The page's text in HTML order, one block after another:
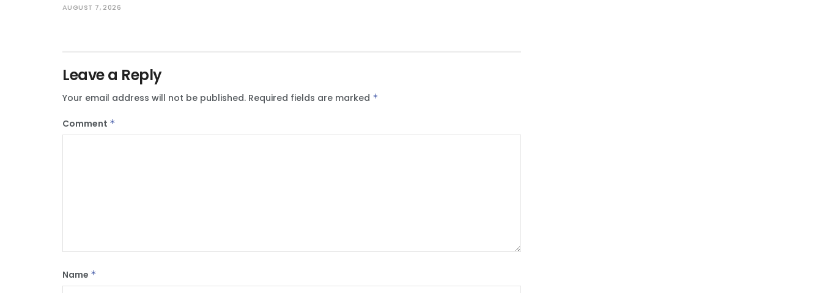
AUGUST 7, 2026
Leave a Reply
Your email address will not be published. Required fields are marked *
Comment *
Name *